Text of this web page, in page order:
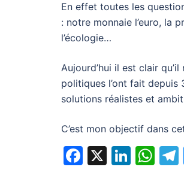
En effet toutes les
: notre monnaie l’euro, la
l’écologie…
Aujourd’hui il est clair
politiques l’ont fait depuis
solutions réalistes et
C’est mon objectif dans
Facebook
X